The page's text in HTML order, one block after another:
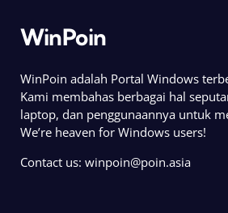
WinPoin
WinPoin adalah Portal Windows
Kami membahas berbagai hal
laptop, dan penggunaannya untuk
We’re heaven for Windows users!
Contact us: winpoin@poin.asia